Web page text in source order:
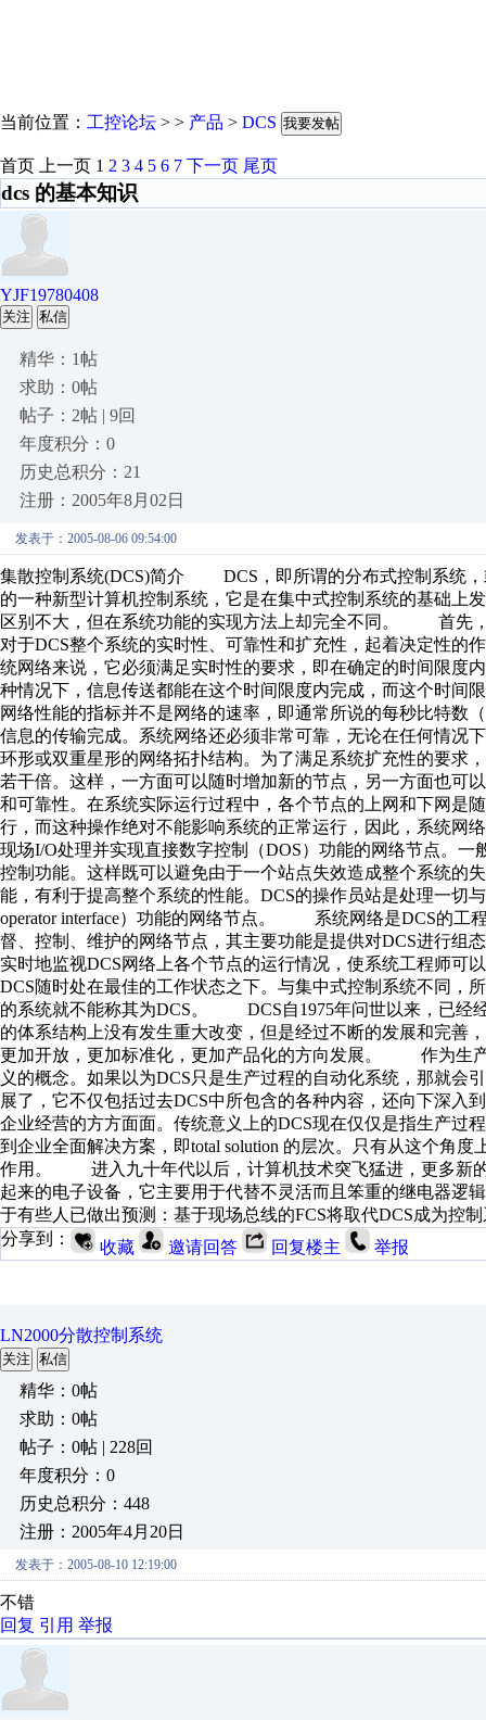
当前位置： 工控论坛 > > 产品 > DCS 我要发帖
首页 上一页 1 2 3 4 5 6 7 下一页 尾页
dcs 的基本知识
YJF19780408
关注 私信
精华：1帖
求助：0帖
帖子：2帖 | 9回
年度积分：0
历史总积分：21
注册：2005年8月02日
发表于：2005-08-06 09:54:00
集散控制系统(DCS)简介 DCS，即所谓的分布式控制系统，
的一种新型计算机控制系统，它是在集中式控制系统的基础上
区别不大，但在系统功能的实现方法上却完全不同。 首先
对于DCS整个系统的实时性、可靠性和扩充性，起着决定性的
统网络来说，它必须满足实时性的要求，即在确定的时间限度
种情况下，信息传送都能在这个时间限度内完成，而这个时间
网络性能的指标并不是网络的速率，即通常所说的每秒比特数
信息的传输完成。系统网络还必须非常可靠，无论在任何情况
环形或双重星形的网络拓扑结构。为了满足系统扩充性的要求
若干倍。这样，一方面可以随时增加新的节点，另一方面也可
和可靠性。在系统实际运行过程中，各个节点的上网和下网是
行，而这种操作绝对不能影响系统的正常运行，因此，系统
现场I/O处理并实现直接数字控制（DOS）功能的网络节点。
控制功能。这样既可以避免由于一个站点失效造成整个系统的
能，有利于提高整个系统的性能。DCS的操作员站是处理一切
operator interface）功能的网络节点。 系统网络是DCS的工
督、控制、维护的网络节点，其主要功能是提供对DCS进行组
实时地监视DCS网络上各个节点的运行情况，使系统工程师可
DCS随时处在最佳的工作状态之下。与集中式控制系统不同，
的系统就不能称其为DCS。 DCS自1975年问世以来，已经
的体系结构上没有发生重大改变，但是经过不断的发展和完善
更加开放，更加标准化，更加产品化的方向发展。 作为生
义的概念。如果以为DCS只是生产过程的自动化系统，那就会
展了，它不仅包括过去DCS中所包含的各种内容，还向下深入
企业经营的方方面面。传统意义上的DCS现在仅仅是指生产过
到企业全面解决方案，即total solution 的层次。只有从这个角
作用。 进入九十年代以后，计算机技术突飞猛进，更多新的
起来的电子设备，它主要用于代替不灵活而且笨重的继电器逻
于有些人已做出预测：基于现场总线的FCS将取代DCS成为控
分享到：
收藏 邀请回答 回复楼主 举报
LN2000分散控制系统
关注 私信
精华：0帖
求助：0帖
帖子：0帖 | 228回
年度积分：0
历史总积分：448
注册：2005年4月20日
发表于：2005-08-10 12:19:00
不错
回复 引用 举报